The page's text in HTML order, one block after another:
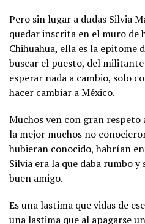
Pero sin lugar a dudas Silvia
quedar inscrita en el muro de
Chihuahua, ella es la
buscar el puesto, del
esperar nada a cambio, solo
hacer cambiar a México.
Muchos ven con gran respeto
la mejor muchos no
hubieran conocido, habrían
Silvia era la que daba rumbo
buen amigo.
Es una lastima que vidas de
una lastima que al apagarse